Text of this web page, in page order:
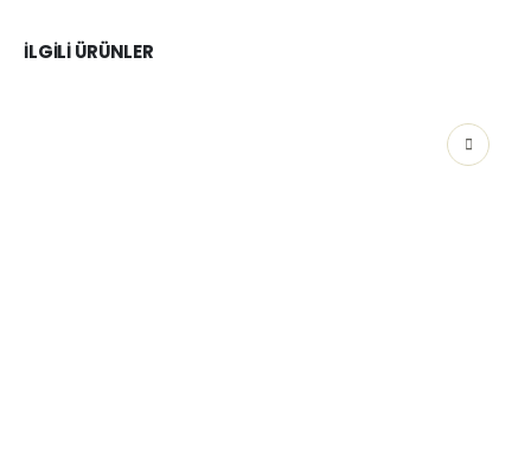
İLGILI ÜRÜNLER